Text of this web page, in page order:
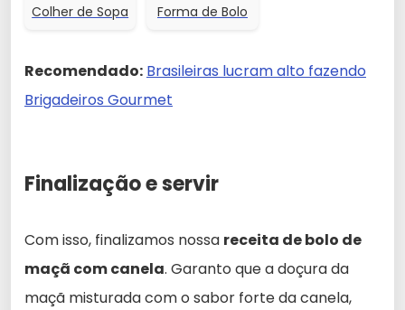
Colher de Sopa Forma de Bolo
Recomendado: Brasileiras lucram alto fazendo
Brigadeiros Gourmet
Finalização e servir
Com isso, finalizamos nossa receita de bolo de
maçã com canela. Garanto que a doçura da
maçã misturada com o sabor forte da canela,